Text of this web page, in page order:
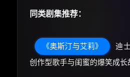
同类剧集推荐：
《奥斯汀与艾莉》
迪
创作型歌手与闺蜜的爆笑成长